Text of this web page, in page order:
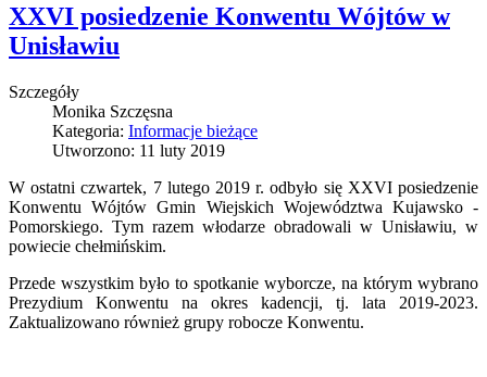
XXVI posiedzenie Konwentu Wójtów w
Unisławiu
Szczegóły
Monika Szczęsna
Kategoria: Informacje bieżące
Utworzono: 11 luty 2019
W ostatni czwartek, 7 lutego 2019 r. odbyło się XXVI posiedzenie
Konwentu Wójtów Gmin Wiejskich Województwa Kujawsko -
Pomorskiego. Tym razem włodarze obradowali w Unisławiu, w
powiecie chełmińskim.
Przede wszystkim było to spotkanie wyborcze, na którym wybrano
Prezydium Konwentu na okres kadencji, tj. lata 2019-2023.
Zaktualizowano również grupy robocze Konwentu.